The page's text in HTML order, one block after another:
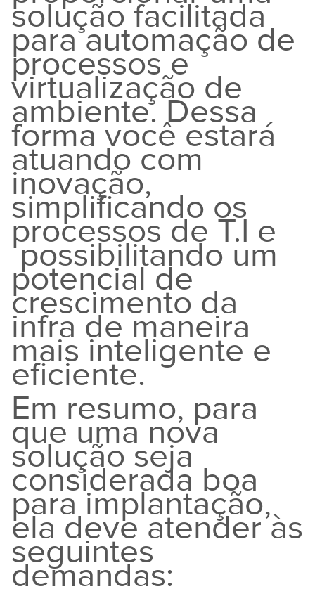
solução facilitada
para automação de
processos e
virtualização de
ambiente. Dessa
forma você estará
atuando com
inovação,
simplificando os
processos de T.I e
possibilitando um
potencial de
crescimento da
infra de maneira
mais inteligente e
eficiente.
Em resumo, para
que uma nova
solução seja
considerada boa
para implantação,
ela deve atender às
seguintes
demandas: